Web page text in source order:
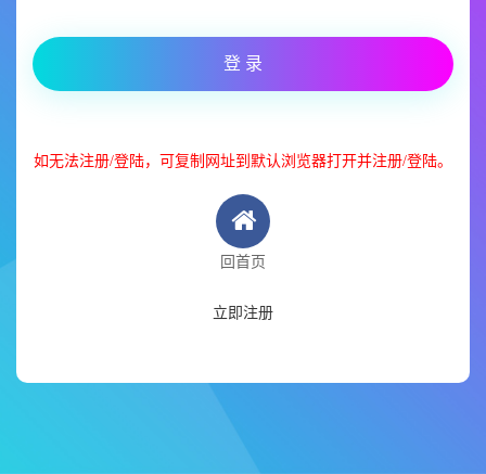
登 录
如无法注册/登陆，可复制网址到默认浏览器打开并注册/登陆。
回首页
立即注册